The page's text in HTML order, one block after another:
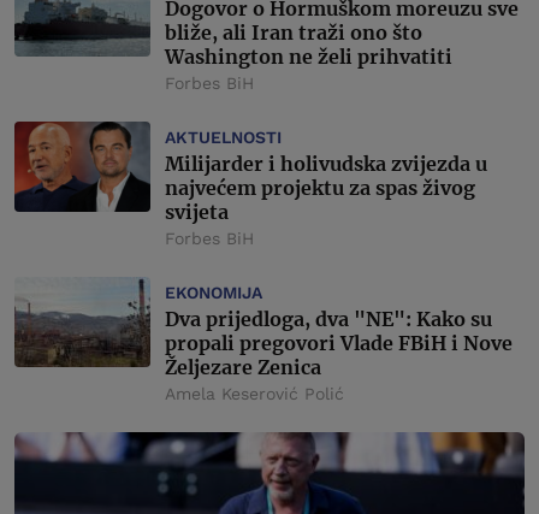
Dogovor o Hormuškom moreuzu sve
bliže, ali Iran traži ono što
Washington ne želi prihvatiti
Forbes BiH
AKTUELNOSTI
Milijarder i holivudska zvijezda u
najvećem projektu za spas živog
svijeta
Forbes BiH
EKONOMIJA
Dva prijedloga, dva "NE": Kako su
propali pregovori Vlade FBiH i Nove
Željezare Zenica
Amela Keserović Polić